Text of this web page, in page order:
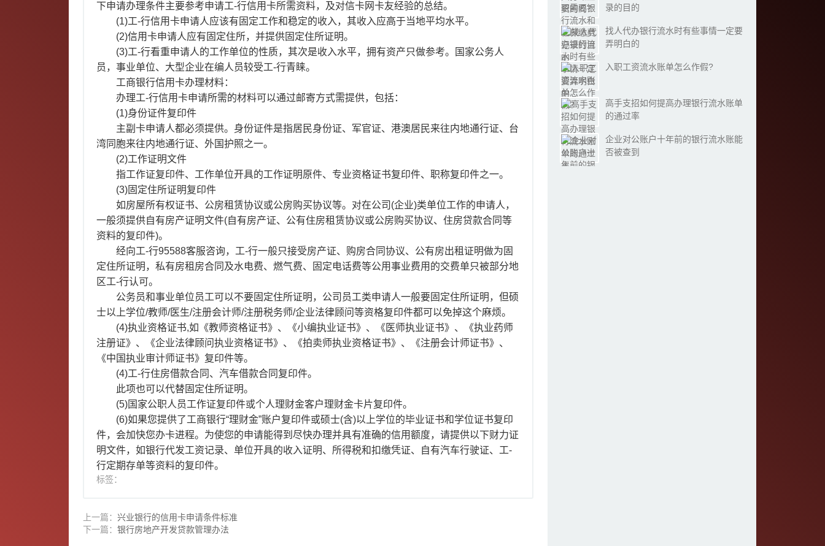
下申请办理条件主要参考申请工-行信用卡所需资料，及对信卡网卡友经验的总结。
(1)工-行信用卡申请人应该有固定工作和稳定的收入，其收入应高于当地平均水平。
(2)信用卡申请人应有固定住所，并提供固定住所证明。
(3)工-行看重申请人的工作单位的性质，其次是收入水平，拥有资产只做参考。国家公务人
员，事业单位、大型企业在编人员较受工-行青睐。
工商银行信用卡办理材料：
办理工-行信用卡申请所需的材料可以通过邮寄方式需提供，包括：
(1)身份证件复印件
主副卡申请人都必须提供。身份证件是指居民身份证、军官证、港澳居民来往内地通行证、台
湾同胞来往内地通行证、外国护照之一。
(2)工作证明文件
指工作证复印件、工作单位开具的工作证明原件、专业资格证书复印件、职称复印件之一。
(3)固定住所证明复印件
如房屋所有权证书、公房租赁协议或公房购买协议等。对在公司(企业)类单位工作的申请人，
一般须提供自有房产证明文件(自有房产证、公有住房租赁协议或公房购买协议、住房贷款合同等
资料的复印件)。
经向工-行95588客服咨询，工-行一般只接受房产证、购房合同协议、公有房出租证明做为固
定住所证明，私有房租房合同及水电费、燃气费、固定电话费等公用事业费用的交费单只被部分地
区工-行认可。
公务员和事业单位员工可以不要固定住所证明，公司员工类申请人一般要固定住所证明，但硕
士以上学位/教师/医生/注册会计师/注册税务师/企业法律顾问等资格复印件都可以免掉这个麻烦。
(4)执业资格证书,如《教师资格证书》、《小编执业证书》、《医师执业证书》、《执业药师
注册证》、《企业法律顾问执业资格证书》、《拍卖师执业资格证书》、《注册会计师证书》、
《中国执业审计师证书》复印件等。
(4)工-行住房借款合同、汽车借款合同复印件。
此项也可以代替固定住所证明。
(5)国家公职人员工作证复印件或个人理财金客户理财金卡片复印件。
(6)如果您提供了工商银行“理财金”账户复印件或硕士(含)以上学位的毕业证书和学位证书复印
件，会加快您办卡进程。为使您的申请能得到尽快办理并具有准确的信用额度，请提供以下财力证
明文件，如银行代发工资记录、单位开具的收入证明、所得税和扣缴凭证、自有汽车行驶证、工-
行定期存单等资料的复印件。
标签：
上一篇：兴业银行的信用卡申请条件标准
下一篇：银行房地产开发贷款管理办法
录的目的
找人代办银行流水时有些事情一定要
弄明白的
入职工资流水账单怎么作假?
高手支招如何提高办理银行流水账单
的通过率
企业对公账户十年前的银行流水账能
否被查到